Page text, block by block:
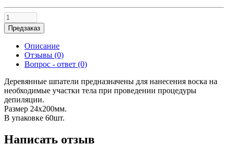
Предзаказ
Описание
Отзывы (0)
Вопрос - ответ (0)
Деревянные шпатели предназначены для нанесения воска на
необходимые участки тела при проведении процедуры
депиляции.
Размер 24х200мм.
В упаковке 60шт.
Написать отзыв